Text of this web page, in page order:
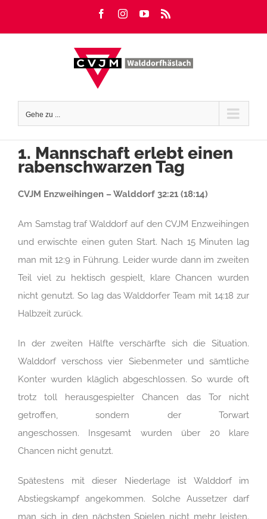
FacebookInstagramYouTube
Gehe zu ...
1. Mannschaft erlebt einen
rabenschwarzen Tag
CVJM Enzweihingen – Walddorf 32:21 (18:14)
Am Samstag traf Walddorf auf den CVJM Enzweihingen
und erwischte einen guten Start. Nach 15 Minuten lag
man mit 12:9 in Führung. Leider wurde dann im zweiten
Teil viel zu hektisch gespielt, klare Chancen wurden
nicht genutzt. So lag das Walddorfer Team mit 14:18 zur
Halbzeit zurück.
In der zweiten Hälfte verschärfte sich die Situation.
Walddorf verschoss vier Siebenmeter und sämtliche
Konter wurden kläglich abgeschlossen. So wurde oft
trotz toll herausgespielter Chancen das Tor nicht
getroffen, sondern der Torwart
angeschossen. Insgesamt wurden über 20 klare
Chancen nicht genutzt.
Spätestens mit dieser Niederlage ist Walddorf im
Abstiegskampf angekommen. Solche Aussetzer darf
man sich in den nächsten Spielen nicht mehr leisten.